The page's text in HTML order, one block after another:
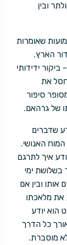
ובין
שאומרות
הארץ.
ידידותי
את
סיפור
של גרהאם.
שדברים
האנושי.
איך לתרגם
60 מליון דולר בשלושת ימי
ובין אם
את מלאכתו
הוא יודע
כל הדרך
מוסברת.